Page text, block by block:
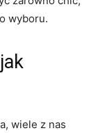
wyboru.
wiele z nas